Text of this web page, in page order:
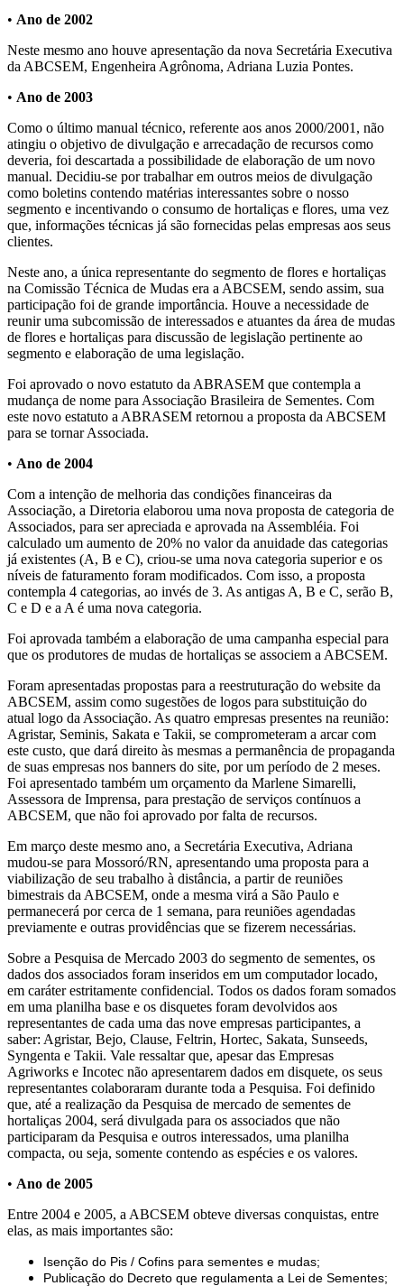
• Ano de 2002
Neste mesmo ano houve apresentação da nova Secretária Executiva
da ABCSEM, Engenheira Agrônoma, Adriana Luzia Pontes.
• Ano de 2003
Como o último manual técnico, referente aos anos 2000/2001, não
atingiu o objetivo de divulgação e arrecadação de recursos como
deveria, foi descartada a possibilidade de elaboração de um novo
manual. Decidiu-se por trabalhar em outros meios de divulgação
como boletins contendo matérias interessantes sobre o nosso
segmento e incentivando o consumo de hortaliças e flores, uma vez
que, informações técnicas já são fornecidas pelas empresas aos seus
clientes.
Neste ano, a única representante do segmento de flores e hortaliças
na Comissão Técnica de Mudas era a ABCSEM, sendo assim, sua
participação foi de grande importância. Houve a necessidade de
reunir uma subcomissão de interessados e atuantes da área de mudas
de flores e hortaliças para discussão de legislação pertinente ao
segmento e elaboração de uma legislação.
Foi aprovado o novo estatuto da ABRASEM que contempla a
mudança de nome para Associação Brasileira de Sementes. Com
este novo estatuto a ABRASEM retornou a proposta da ABCSEM
para se tornar Associada.
• Ano de 2004
Com a intenção de melhoria das condições financeiras da
Associação, a Diretoria elaborou uma nova proposta de categoria de
Associados, para ser apreciada e aprovada na Assembléia. Foi
calculado um aumento de 20% no valor da anuidade das categorias
já existentes (A, B e C), criou-se uma nova categoria superior e os
níveis de faturamento foram modificados. Com isso, a proposta
contempla 4 categorias, ao invés de 3. As antigas A, B e C, serão B,
C e D e a A é uma nova categoria.
Foi aprovada também a elaboração de uma campanha especial para
que os produtores de mudas de hortaliças se associem a ABCSEM.
Foram apresentadas propostas para a reestruturação do website da
ABCSEM, assim como sugestões de logos para substituição do
atual logo da Associação. As quatro empresas presentes na reunião:
Agristar, Seminis, Sakata e Takii, se comprometeram a arcar com
este custo, que dará direito às mesmas a permanência de propaganda
de suas empresas nos banners do site, por um período de 2 meses.
Foi apresentado também um orçamento da Marlene Simarelli,
Assessora de Imprensa, para prestação de serviços contínuos a
ABCSEM, que não foi aprovado por falta de recursos.
Em março deste mesmo ano, a Secretária Executiva, Adriana
mudou-se para Mossoró/RN, apresentando uma proposta para a
viabilização de seu trabalho à distância, a partir de reuniões
bimestrais da ABCSEM, onde a mesma virá a São Paulo e
permanecerá por cerca de 1 semana, para reuniões agendadas
previamente e outras providências que se fizerem necessárias.
Sobre a Pesquisa de Mercado 2003 do segmento de sementes, os
dados dos associados foram inseridos em um computador locado,
em caráter estritamente confidencial. Todos os dados foram somados
em uma planilha base e os disquetes foram devolvidos aos
representantes de cada uma das nove empresas participantes, a
saber: Agristar, Bejo, Clause, Feltrin, Hortec, Sakata, Sunseeds,
Syngenta e Takii. Vale ressaltar que, apesar das Empresas
Agriworks e Incotec não apresentarem dados em disquete, os seus
representantes colaboraram durante toda a Pesquisa. Foi definido
que, até a realização da Pesquisa de mercado de sementes de
hortaliças 2004, será divulgada para os associados que não
participaram da Pesquisa e outros interessados, uma planilha
compacta, ou seja, somente contendo as espécies e os valores.
• Ano de 2005
Entre 2004 e 2005, a ABCSEM obteve diversas conquistas, entre
elas, as mais importantes são:
Isenção do Pis / Cofins para sementes e mudas;
Publicação do Decreto que regulamenta a Lei de Sementes;